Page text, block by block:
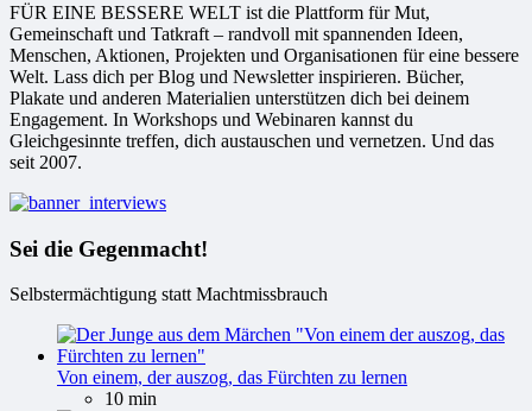
FÜR EINE BESSERE WELT ist die Plattform für Mut,
Gemeinschaft und Tatkraft – randvoll mit spannenden Ideen,
Menschen, Aktionen, Projekten und Organisationen für eine bessere
Welt. Lass dich per Blog und Newsletter inspirieren. Bücher,
Plakate und anderen Materialien unterstützen dich bei deinem
Engagement. In Workshops und Webinaren kannst du
Gleichgesinnte treffen, dich austauschen und vernetzen. Und das
seit 2007.
Sei die Gegenmacht!
Selbstermächtigung statt Machtmissbrauch
Von einem, der auszog, das Fürchten zu lernen
10 min